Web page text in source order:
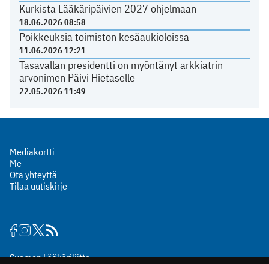
Kurkista Lääkäripäivien 2027 ohjelmaan
18.06.2026 08:58
Poikkeuksia toimiston kesäaukioloissa
11.06.2026 12:21
Tasavallan presidentti on myöntänyt arkkiatrin
arvonimen Päivi Hietaselle
22.05.2026 11:49
Mediakortti
Me
Ota yhteyttä
Tilaa uutiskirje
Suomen Lääkäriliitto